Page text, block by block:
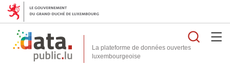
La plateforme de données ouvertes